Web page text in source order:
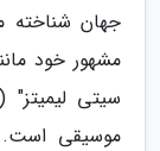
جهان شناخته
موسیقی است.